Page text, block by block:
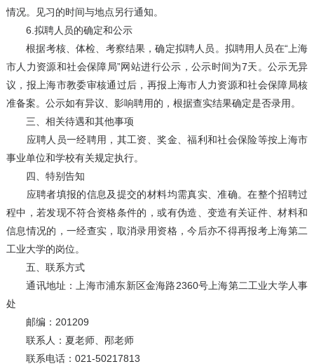
情况。见习的时间与地点另行通知。
6.拟聘人员的确定和公示
根据考核、体检、考察结果，确定拟聘人员。拟聘用人员在“上海
市人力资源和社会保障局”网站进行公示，公示时间为7天。公示无异
议，报上海市教委审核通过后，再报上海市人力资源和社会保障局核
准备案。公示如有异议、影响聘用的，根据查实结果确定是否录用。
三、相关待遇和其他事项
应聘人员一经聘用，其工资、奖金、福利和社会保险等按上海市
事业单位和学校有关规定执行。
四、特别告知
应聘者填报的信息及提交的材料均需真实、准确。在整个招聘过
程中，若发现不符合资格条件的，或有伪造、变造有关证件、材料和
信息情况的，一经查实，取消录用资格，今后亦不得再报考上海第二
工业大学的岗位。
五、联系方式
通讯地址：上海市浦东新区金海路2360号上海第二工业大学人事
处
邮编：201209
联系人：夏老师、邴老师
联系电话：021-50217813